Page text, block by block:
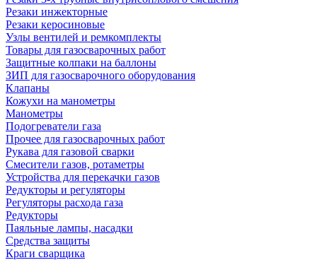
Резаки инжекторные
Резаки керосиновые
Узлы вентилей и ремкомплекты
Товары для газосварочных работ
Защитные колпаки на баллоны
ЗИП для газосварочного оборудования
Клапаны
Кожухи на манометры
Манометры
Подогреватели газа
Прочее для газосварочных работ
Рукава для газовой сварки
Смесители газов, ротаметры
Устройства для перекачки газов
Редукторы и регуляторы
Регуляторы расхода газа
Редукторы
Паяльные лампы, насадки
Средства защиты
Краги сварщика